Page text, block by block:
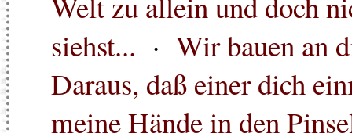
siehst... · Wir bauen an
Daraus, daß einer dich
meine Hände in den